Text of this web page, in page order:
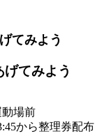
てみよう
てみよう
場前
から整理券配布